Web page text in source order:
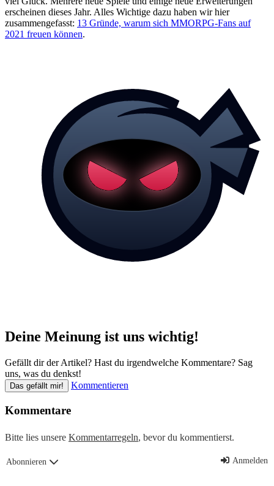
erscheinen dieses Jahr. Alles Wichtige dazu haben wir hier
zusammengefasst: 13 Gründe, warum sich MMORPG-Fans auf
2021 freuen können.
Deine Meinung ist uns wichtig!
Gefällt dir der Artikel? Hast du irgendwelche Kommentare? Sag
uns, was du denkst!
Das gefällt mir! Kommentieren
Kommentare
Bitte lies unsere Kommentarregeln, bevor du kommentierst.
Abonnieren Anmelden